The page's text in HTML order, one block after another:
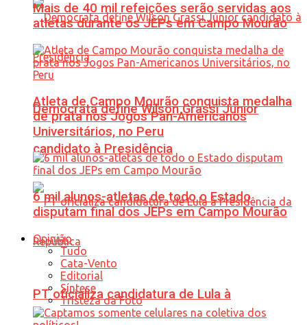
Democrata define Wilson Grassi Júnior
candidato à Presidência
PT oficializa candidatura de Lula à
Mais de 40 mil refeições serão servidas aos
atletas durante os JEPs em Campo Mourão
Atleta de Campo Mourão conquista medalha
de prata nos Jogos Pan-Americanos
Universitários, no Peru
6 mil alunos-atletas de todo o Estado
disputam final dos JEPs em Campo Mourão
Opinião
Tudo
Cata-Vento
Editorial
Síntese
Tristeza da Foto